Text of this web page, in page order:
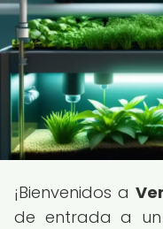
¡Bienvenidos a
de entrada a un